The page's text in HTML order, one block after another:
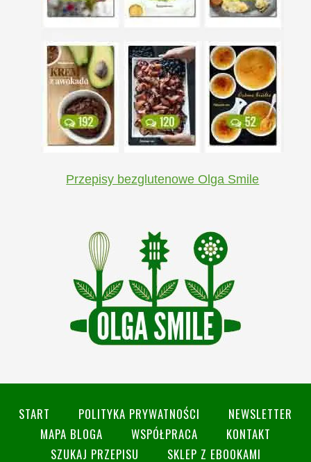
Przepisy bezglutenowe Olga Smile
START POLITYKA PRYWATNOŚCI
NEWSLETTER
MAPA BLOGA
WSPÓŁPRACA
KONTAKT
SZUKAJ PRZEPISU
SKLEP Z EBOOKAMI